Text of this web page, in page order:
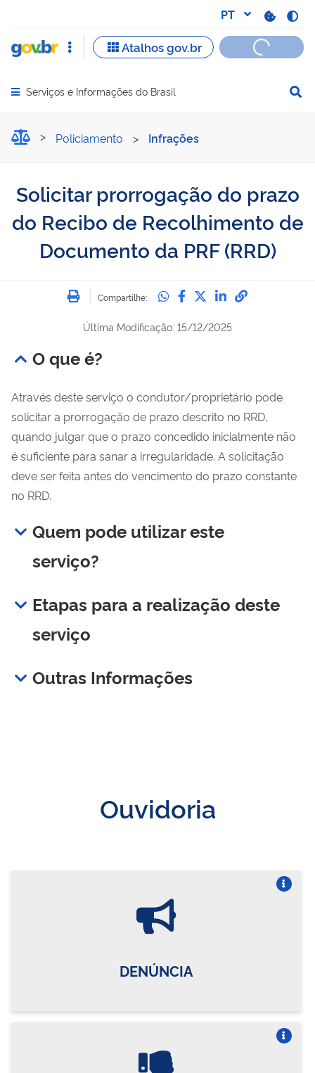
Abrir menu principal de navegação
Serviços e Informações do Brasil
Solicitar prorrogação do
Policiamento > Infrações
Solicitar prorrogação do prazo
do Recibo de Recolhimento de
Documento da PRF (RRD)
Imprimir
Compartilhe: Compartilhe no
Compartilhe no
Compartilhe no
Compartilhe
Última Modificação: 15/12/2025
O que é?
Através deste serviço o condutor/proprietário pode
solicitar a prorrogação de prazo descrito no RRD,
quando julgar que o prazo concedido inicialmente não
é suficiente para sanar a irregularidade. A solicitação
deve ser feita antes do vencimento do prazo constante
no RRD.
Quem pode utilizar este
serviço?
Etapas para a realização deste
serviço
Outras Informações
Ouvidoria
DENÚNCIA